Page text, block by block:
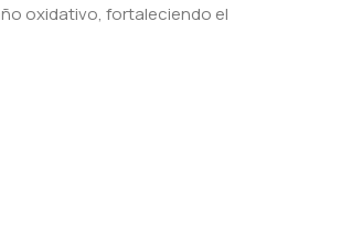
oxidativo, fortaleciendo el